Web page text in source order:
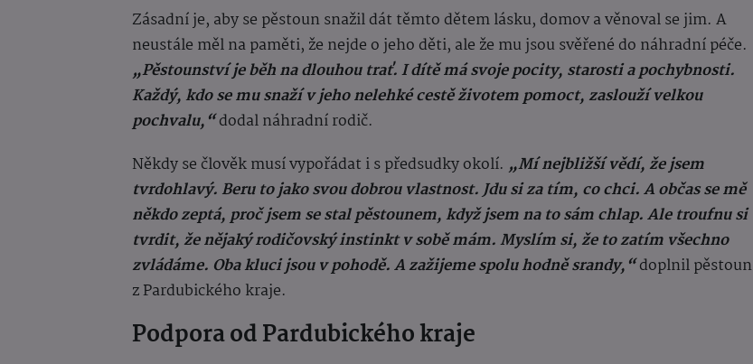
Zásadní je, aby se pěstoun snažil dát těmto dětem lásku, domov a věnoval se jim. A
neustále měl na paměti, že nejde o jeho děti, ale že mu jsou svěřené do náhradní péče.
„Pěstounství je běh na dlouhou trať. I dítě má svoje pocity, starosti a pochybnosti.
Každý, kdo se mu snaží v jeho nelehké cestě životem pomoct, zaslouží velkou
pochvalu,“dodal náhradní rodič.
Někdy se člověk musí vypořádat i s předsudky okolí. „Mí nejbližší vědí, že jsem
tvrdohlavý. Beru to jako svou dobrou vlastnost. Jdu si za tím, co chci. A občas se mě
někdo zeptá, proč jsem se stal pěstounem, když jsem na to sám chlap. Ale troufnu si
tvrdit, že nějaký rodičovský instinkt v sobě mám. Myslím si, že to zatím všechno
zvládáme. Oba kluci jsou v pohodě. A zažijeme spolu hodně srandy,“doplnil pěstoun
z Pardubického kraje.
Podpora od Pardubického kraje